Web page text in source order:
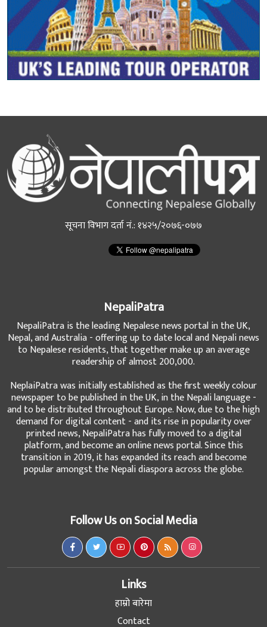
सूचना विभाग दर्ता नं.: १४२५/२०७६-०७७
NepaliPatra
NepaliPatra is the leading Nepalese news portal in the UK,
Nepal, and Australia - offering up to date local and Nepali news
to Nepalese residents, that together make up an average
readership of almost 200,000.
NeplaiPatra was initially established as the first weekly colour
newspaper to be published in the UK, in the Nepali language -
and to be distributed throughout Europe. Now, due to the high
demand for digital content - and its rise in popularity over
printed news, NepaliPatra has fully moved to a digital
platform, and become an online news portal. Since this
transition in 2019, it has expanded its reach and become
popular amongst the Nepali diaspora across the globe.
Follow Us on Social Media
Links
हाम्रो बारेमा
Contact